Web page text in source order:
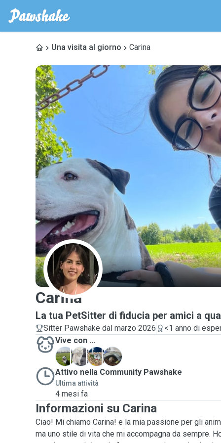
Una visita al giorno Carina
C
Carina
La tua PetSitter di fiducia per amici a
Sitter Pawshake dal marzo 2026
<1 anno di
Vive con ...
A
C D
I
Attivo nella Community Pawshake
Ultima attività
4 mesi fa
Informazioni su Carina
Ciao! Mi chiamo Carina! e la mia passione per gli
ma uno stile di vita che mi accompagna da sempre.